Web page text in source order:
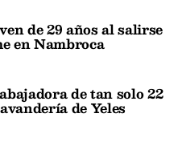
de 29 años al salirse
en Nambroca
de tan solo 22
de Yeles